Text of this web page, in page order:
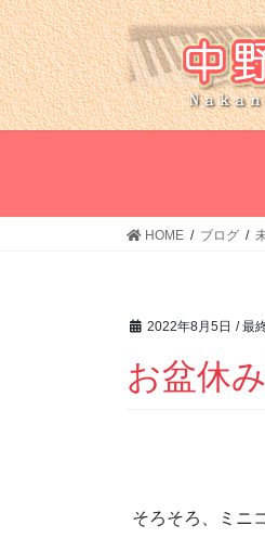
コ
ン
テ
ン
ツ
ッ
ナ
ビ
ゲ
ー
シ
移
HOME ブログ
2022年8月5日 / 最
お盆休
そろそろ、ミニ